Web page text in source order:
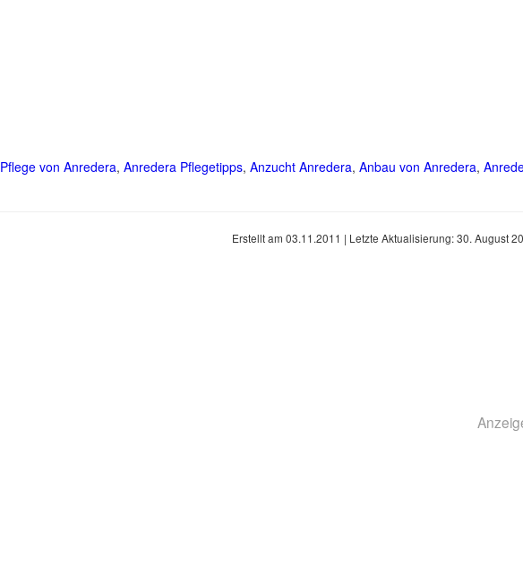
Pflege von Anredera, Anredera Pflegetipps, Anzucht Anredera, Anbau von Anredera,
Erstellt am 03.11.2011 | Letzte Aktualisierung:30. August